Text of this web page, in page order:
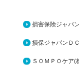
損害保険ジャパ
損保ジャパンＤ
ＳＯＭＰＯケア(